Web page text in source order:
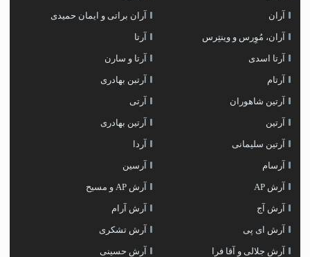
آران آران براتی و ایمان حمیدی
آران، مُوِرس و وینتِرس آرتا
آرتا اسدی آرتا و سارن
آرتام آرتبن بهادری
آرتين شاهوران آرتی
آرتین آرتین بهادری
آرتین سلیمانی آردا
آرسام آرسین
آرش AP آرش AP و مسیح
آرش آج آرش آرام
آرش ای پی آرش تشکری
آرش جلالی و آقا فرا آرش حسینی